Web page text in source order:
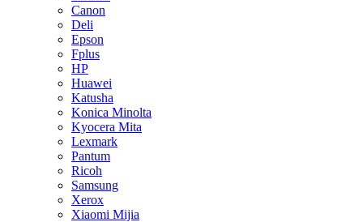
Canon
Deli
Epson
Fplus
HP
Huawei
Katusha
Konica Minolta
Kyocera Mita
Lexmark
Pantum
Ricoh
Samsung
Xerox
Xiaomi Mijia